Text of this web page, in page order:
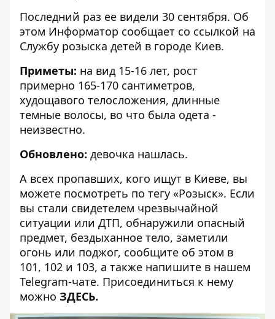
Последний раз ее видели 30 сентября. Об
этом Информатор сообщает со ссылкой на
Службу розыска детей в городе Киев.
Приметы: на вид 15-16 лет, рост
примерно 165-170 сантиметров,
худощавого телосложения, длинные
темные волосы, во что была одета -
неизвестно.
Обновлено: девочка нашлась.
А всех пропавших, кого ищут в Киеве, вы
можете посмотреть по тегу «Розыск». Если
вы стали свидетелем чрезвычайной
ситуации или ДТП, обнаружили опасный
предмет, бездыханное тело, заметили
огонь или поджог, сообщите об этом в
101, 102 и 103, а также напишите в нашем
Telegram-чате. Присоединиться к нему
можно ЗДЕСЬ.